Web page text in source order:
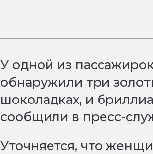
У одной из
обнаружили три
шоколадках, и
сообщили в пресс-
Уточняется, что